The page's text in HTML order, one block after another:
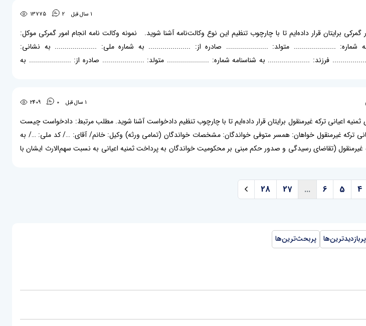
1 سال قبل 2
13775
گمرکی برایتان قرار داده‌ایم تا با چارچوب تنظیم این نوع وکالت‌نامه آشنا شوید. نمونه وکالت نامه انجام امور گمرکی موکل:
شماره: ..................... متولد: ..................... صادره از: ..................... به شماره ملی: ..................... به نشانی:
فرزند: ..................... به شناسنامه شماره: ..................... متولد: ..................... صادره از: ..................... به
1 سال قبل 0
2409
ثمنیه اعیانی ترکه غیرمنقول برایتان قرار داده‌ایم تا با چارچوب تنظیم دادخواست آشنا شوید. مطلب مرتبط: دادخواست چیست
ترکه غیرمنقول خواهان: همسر متوفی خواندگان: مشخصات خواندگان (تمامی ورثه) وکیل: خانم/ آقای: …/ کد ملی: …/ به
غیرمنقول (تقاضای رسیدگی و صدور حکم مبنی بر محکومیت خواندگان به پرداخت ثمنیه اعیانی به نسبت سهم‌الارث ایشان با
4
5
6
...
27
28
پربازدیدترین‌ها پربحث‌ترین‌ها